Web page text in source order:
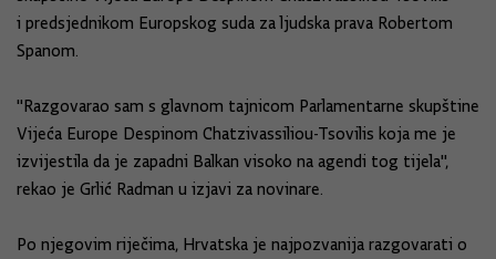
i predsjednikom Europskog suda za ljudska prava Robertom
Spanom.
"Razgovarao sam s glavnom tajnicom Parlamentarne skupštine
Vijeća Europe Despinom Chatzivassiliou-Tsovilis koja me je
izvijestila da je zapadni Balkan visoko na agendi tog tijela",
rekao je Grlić Radman u izjavi za novinare.
Po njegovim riječima, Hrvatska je najpozvanija razgovarati o